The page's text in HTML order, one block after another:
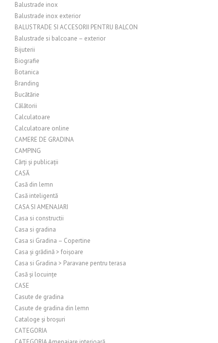
Balustrade inox
Balustrade inox exterior
BALUSTRADE SI ACCESORII PENTRU BALCON
Balustrade si balcoane – exterior
Bijuterii
Biografie
Botanica
Branding
Bucătărie
Călătorii
Calculatoare
Calculatoare online
CAMERE DE GRADINA
CAMPING
Cărți și publicații
CASĂ
Casă din lemn
Casă inteligentă
CASA SI AMENAJARI
Casa si constructii
Casa si gradina
Casa si Gradina – Copertine
Casa și grădină > foișoare
Casa si Gradina > Paravane pentru terasa
Casă și locuințe
CASE
Casute de gradina
Casute de gradina din lemn
Cataloge și broșuri
CATEGORIA